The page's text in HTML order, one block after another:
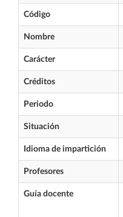
Código
Nombre
Carácter
Créditos
Periodo
Situación
Idioma de impartición
Profesores
Guía docente